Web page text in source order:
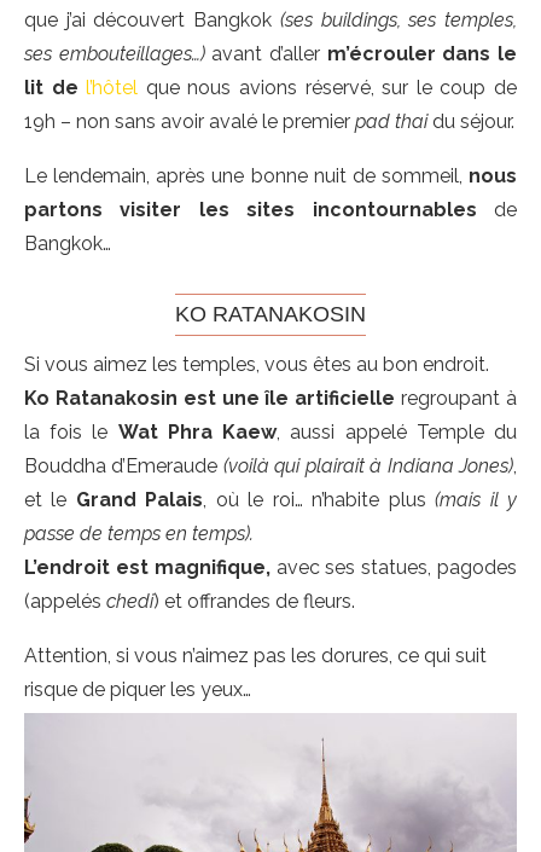
que j’ai découvert Bangkok (ses buildings, ses temples,
ses embouteillages…)avant d’aller m’écrouler dans le
lit del’hôtel que nous avions réservé, sur le coup de
19h – non sans avoir avalé le premier pad thaidu séjour.
Le lendemain, après une bonne nuit de sommeil, nous
partons visiter les sites incontournables de
Bangkok…
KO RATANAKOSIN
Si vous aimez les temples, vous êtes au bon endroit.
Ko Ratanakosin est une île artificielle regroupant à
la fois le Wat Phra Kaew, aussi appelé Temple du
Bouddha d’Emeraude (voilà qui plairait à Indiana Jones),
etle Grand Palais, où le roi… n’habite plus (mais il y
passe de temps en temps).
L’endroit est magnifique,avec ses statues, pagodes
(appelés chedi) et offrandes de fleurs.
Attention, si vous n’aimez pas les dorures, ce qui suit
risque de piquer les yeux…